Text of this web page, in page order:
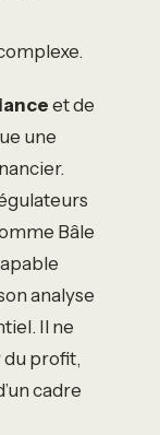
et de
une
Bâle
analyse
Il ne
du profit,
cadre